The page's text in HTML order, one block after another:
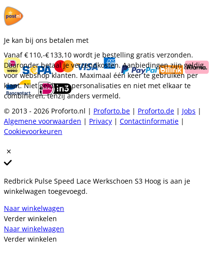
Je kan bij ons betalen met
Vanaf€ 110,-€ 133,10 wordt je bestelling gratis verzonden.
Daaronder betaal je verzendkosten. Aanbiedingen zijn geldig
voor webshop klanten. Maximaal één keer te gebruiken per
klant. Niet geldig op personalisaties en niet met elkaar te
combineren, tenzij anders vermeld.
© 2013 - 2026 Proforto.nl | Proforto.be | Proforto.de | Jobs |
Algemene voorwaarden | Privacy | Contactinformatie |
Cookievoorkeuren
Redbrick Pulse Speed Lace Werkschoen S3 Hoog is aan je
winkelwagen toegevoegd.
Naar winkelwagen
Verder winkelen
Naar winkelwagen
Verder winkelen